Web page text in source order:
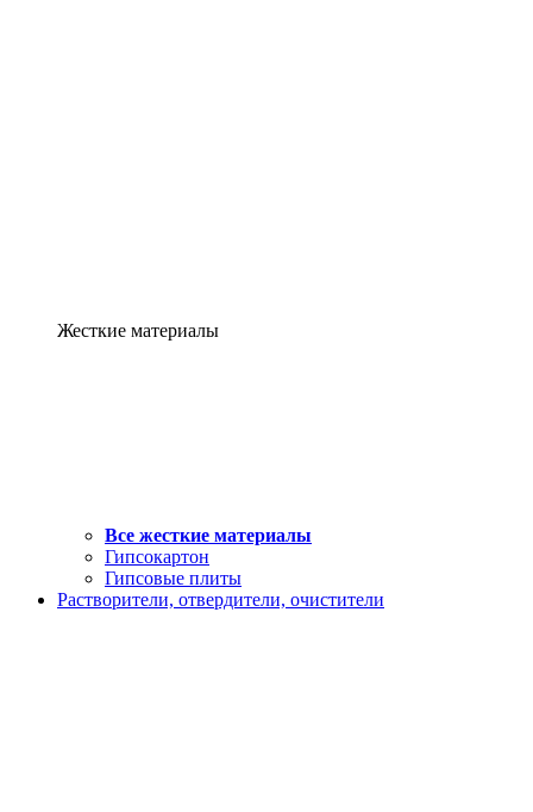
Жесткие материалы
Все жесткие материалы
Гипсокартон
Гипсовые плиты
Растворители, отвердители, очистители